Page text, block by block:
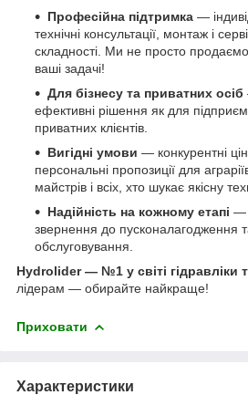
Професійна підтримка —
технічні консультації, монтаж і
складності. Ми не просто
ваші задачі!
Для бізнесу та приватних осіб
ефективні рішення як для
приватних клієнтів.
Вигідні умови — конкурентні
персональні пропозиції для
майстрів і всіх, хто шукає якісну
Надійність на кожному етапі —
звернення до пусконалагодження
обслуговування.
Hydrolider — №1 у світі гідравліки
лідерам — обирайте найкраще!
Приховати
Характеристики